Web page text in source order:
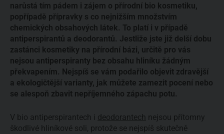
narůstá tím pádem i zájem o přírodní bio kosmetiku,
popřípadě přípravky s co nejnižším množstvím
chemických obsahových látek. To platí i v případě
antiperspirantů a deodorantů. Jestliže jste již delší dobu
zastánci kosmetiky na přírodní bázi, určitě pro vás
nejsou antiperspiranty bez obsahu hliníku žádným
překvapením. Nejspíš se vám podařilo objevit zdravější
a ekologičtější varianty, jak můžete zamezit pocení nebo
se alespoň zbavit nepříjemného zápachu potu.
V bio antiperspirantech i deodorantech nejsou přítomny
škodlivé hliníkové soli, protože se nejspíš skutečně